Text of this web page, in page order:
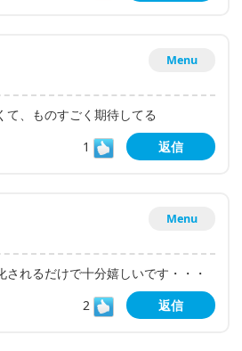
Menu
て、ものすごく期待してる
1
返信
Menu
れるだけで十分嬉しいです・・・
2
返信